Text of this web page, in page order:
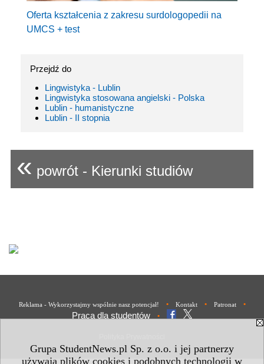
Grupa StudentNews.pl Sp. z o.o. i jej partnerzy
używają plików cookies i podobnych technologii w
Oferta kształcenia z zakresu surdologopedii na
UMCS + test
Przejdź do
Lingwistyka - Lublin
Lingwistyka stosowana angielski - Polska
Lublin - humanistyczne
Lublin - II stopnia
« powrót - Kierunki studiów
Reklama - Wykorzystajmy wspólnie nasz potencjał! • Kontakt • Patronat •
Praca dla studentów •